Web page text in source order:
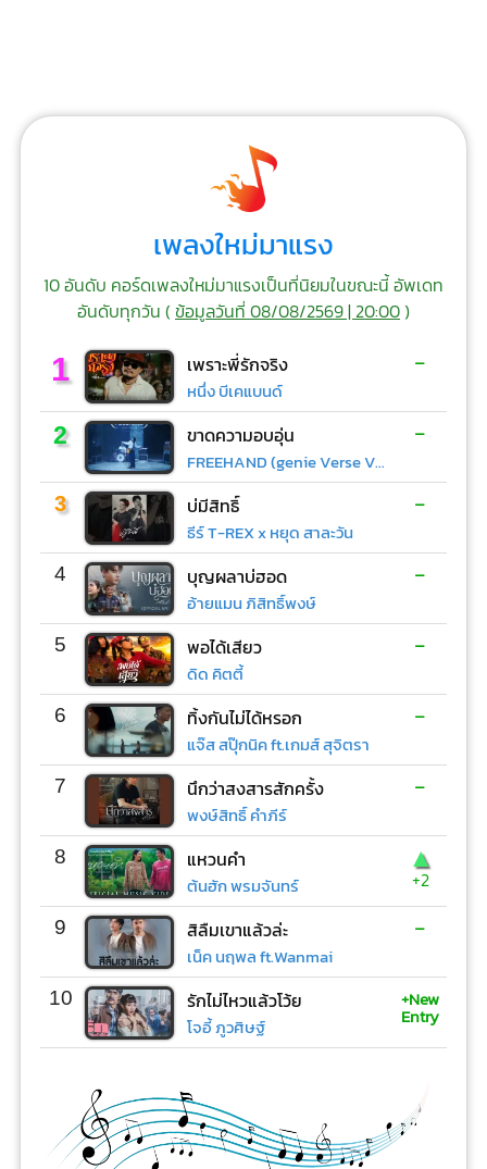
เพลงใหม่มาแรง
10 อันดับ คอร์ดเพลงใหม่มาแรงเป็นที่นิยมในขณะนี้ อัพเดท
อันดับทุกวัน (ข้อมูลวันที่ 08/08/2569 | 20:00)
1 เพราะพี่รักจริง
หนึ่ง บีเคแบนด์
-
2 ขาดความอบอุ่น
FREEHAND (genie Verse Vol.1)
-
3 บ่มีสิทธิ์
ธีร์ T-REX x หยุด สาละวัน
-
4 บุญผลาบ่ฮอด
อ้ายแมน ภิสิทธิ์พงษ์
-
5 พอได้เสียว
ดิด คิตตี้
-
6 ทิ้งกันไม่ได้หรอก
แจ๊ส สปุ๊กนิค ft.เกมส์ สุจิตรา
-
7 นึกว่าสงสารสักครั้ง
พงษ์สิทธิ์ คำภีร์
-
8 แหวนคำ
ต้นฮัก พรมจันทร์
▲
+2
9 สิลืมเขาแล้วล่ะ
เน็ค นฤพล ft.Wanmai
-
10 รักไม่ไหวแล้วโว้ย
โจอี้ ภูวศิษฐ์
+New
Entry